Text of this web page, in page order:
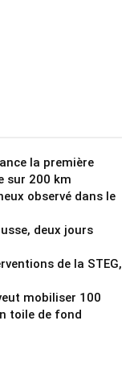
la première
sur 200 km
observé dans le
deux jours
de la STEG,
mobiliser 100
toile de fond